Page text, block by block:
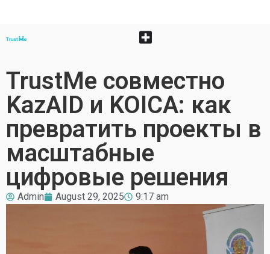
TrustMe совместно
KazAID и KOICA: как
превратить проекты в
масштабные
цифровые решения
Admin August 29, 2025 9:17 am